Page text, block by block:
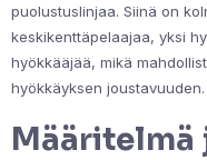
puolustuslinjaa. Siinä on
keskikenttäpelaajaa, yksi
hyökkääjää, mikä
hyökkäyksen joustavuuden.
Määritelmä